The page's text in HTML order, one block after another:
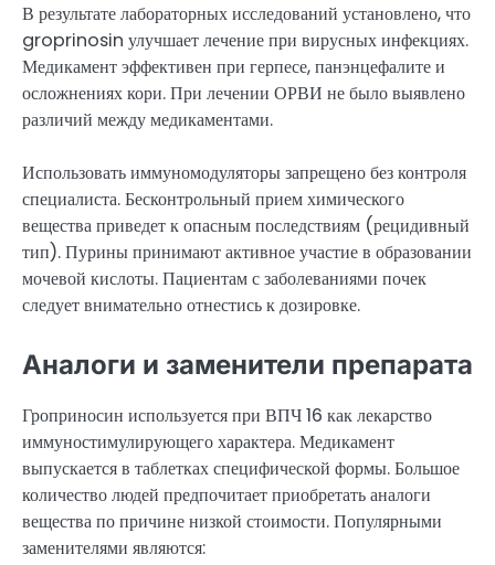
В результате лабораторных исследований установлено, что
groprinosin улучшает лечение при вирусных инфекциях.
Медикамент эффективен при герпесе, панэнцефалите и
осложнениях кори. При лечении ОРВИ не было выявлено
различий между медикаментами.
Использовать иммуномодуляторы запрещено без контроля
специалиста. Бесконтрольный прием химического
вещества приведет к опасным последствиям (рецидивный
тип). Пурины принимают активное участие в образовании
мочевой кислоты. Пациентам с заболеваниями почек
следует внимательно отнестись к дозировке.
Аналоги и заменители препарата
Гроприносин используется при ВПЧ 16 как лекарство
иммуностимулирующего характера. Медикамент
выпускается в таблетках специфической формы. Большое
количество людей предпочитает приобретать аналоги
вещества по причине низкой стоимости. Популярными
заменителями являются: